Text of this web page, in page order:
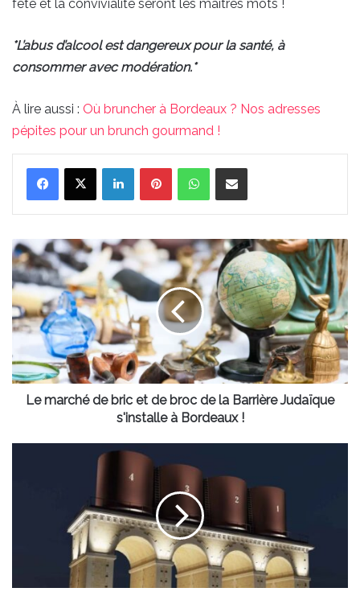
fête et la convivialité seront les maîtres mots !
*L’abus d’alcool est dangereux pour la santé, à
consommer avec modération.*
À lire aussi : Où bruncher à Bordeaux ? Nos adresses
pépites pour un brunch gourmand !
LinkedinPinterestWhatsAppPartager par email
Le
marché
de
bric
et
de
de
la
Barrière
Le marché de bric et de broc de la Barrière Judaïque
s'installe à Bordeaux !
Bordeaux